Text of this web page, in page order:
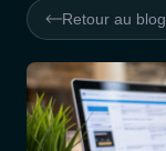
Retour au blog